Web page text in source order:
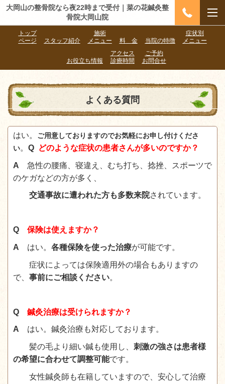
大岡山の整骨院なら夜22時まで受付｜菜の花鍼灸整
骨院大岡山院
トップ
ページ
スタッフ紹介
施術
メニュー
料 金 当院の特徴
症状別
メニュー
お役立ち情報
アクセス
診療時間
ご予約
お問合せ
よくある質問
はい。 ご用意しておりますのでお気軽にお申し付けくださ
い。 Q どのような症状の患者さんが多いのですか？
A 急性の腰痛、寝違え、むち打ち、捻挫、スポーツで
のケガなどの方が多く、
交通事故に遭われた方も多数来院されています。
Q 保険は使えますか？
A はい。 各種保険を使った治療が可能です。
症状によっては保険適用外の場合もありますの
で、 事前にご相談ください。
Q 鍼灸治療は受けられますか？
A はい。鍼灸治療も対応しております。
髪の毛より細い鍼も使用し
刺激の強さは患者様
の希望に合わせて調整可能です。
女性鍼灸師も在籍していますので、安心して治療